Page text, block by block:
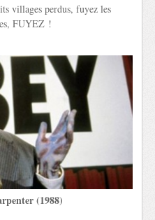
villages perdus, fuyez les
FUYEZ !
(1988)